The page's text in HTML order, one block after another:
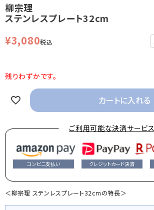
柳宗理
ステンレスプレート32cm
¥3,080税込
残りわずかです。
カートに入れる
ご利用可能な決済サービス
コンビニ支払い クレジットカード決済
＜柳宗理 ステンレスプレート32cmの特長＞